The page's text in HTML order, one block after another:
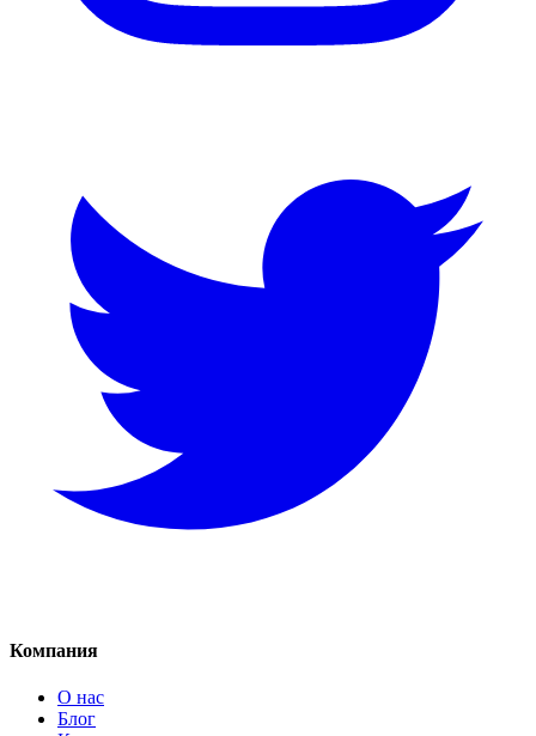
Компания
О нас
Блог